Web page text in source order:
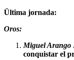
Ültima jornada:
Oros:
Miguel Arango
conquistar el